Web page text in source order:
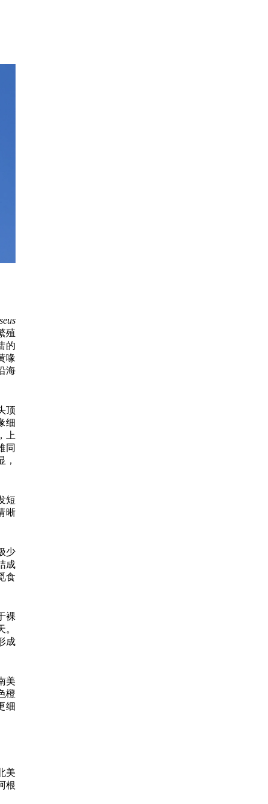
殖
的
喙
海
顶
细
上
同
，
短
晰
少
成
食
裸
成
美
橙
细
美
根